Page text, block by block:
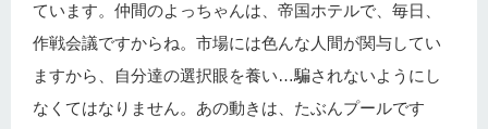
ています。仲間のよっちゃんは、帝国ホテルで、毎日、
作戦会議ですからね。市場には色んな人間が関与してい
ますから、自分達の選択眼を養い…騙されないようにし
なくてはなりません。あの動きは、たぶんプールです